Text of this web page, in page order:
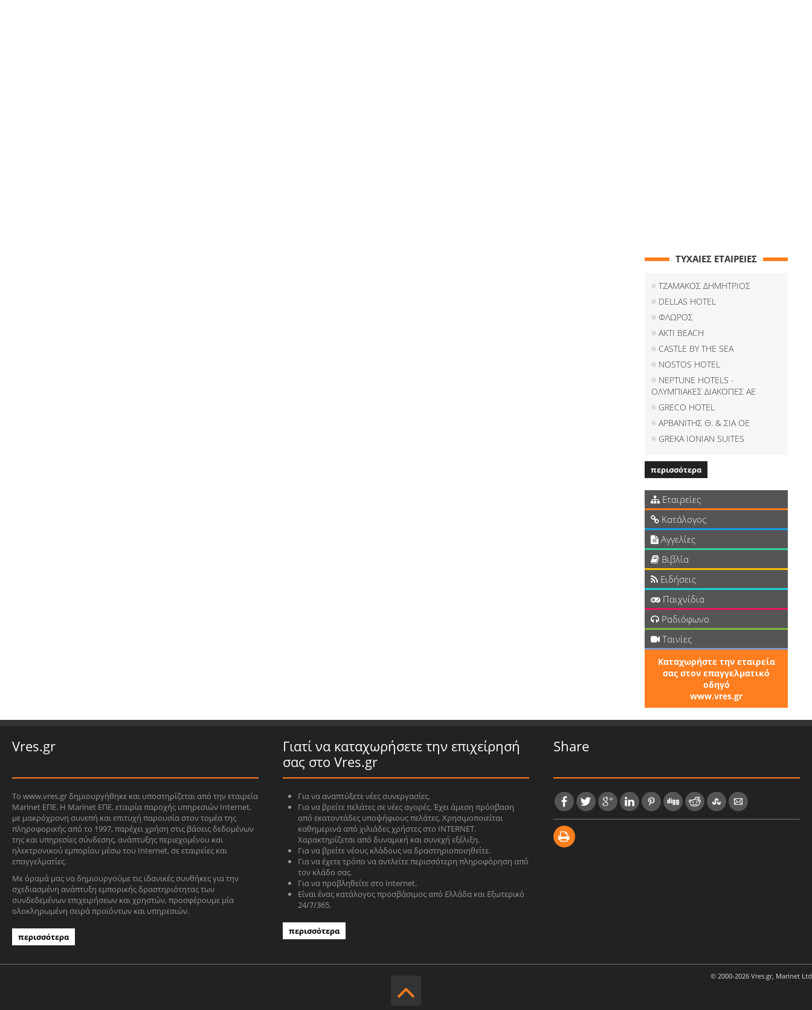
ΤΥΧΑΙΕΣ ΕΤΑΙΡΕΙΕΣ
ΤΖΑΜΑΚΟΣ ΔΗΜΗΤΡΙΟΣ
DELLAS HOTEL
ΦΛΩΡΟΣ
AKTI BEACH
CASTLE BY THE SEA
NOSTOS HOTEL
NEPTUNE HOTELS -
ΟΛΥΜΠΙΑΚΕΣ ΔΙΑΚΟΠΕΣ ΑΕ
GRECO HOTEL
ΑΡΒΑΝΙΤΗΣ Θ. & ΣΙΑ ΟΕ
GREKA IONIAN SUITES
περισσότερα
Εταιρείες
Κατάλογος
Αγγελίες
Βιβλία
Ειδήσεις
Παιχνίδια
Ραδιόφωνο
Ταινίες
Καταχωρήστε την εταιρεία
σας στον επαγγελματικό
οδηγό
www.vres.gr
Vres.gr
Το www.vres.gr δημιουργήθηκε και υποστηρίζεται από την εταιρεία
Marinet ΕΠΕ. Η Marinet ΕΠΕ, εταιρία παροχής υπηρεσιών Internet,
με μακρόχρονη συνεπή και επιτυχή παρουσία στον τομέα της
πληροφορικής από το 1997, παρέχει χρήση στις βάσεις δεδομένων
της και υπηρεσίες σύνδεσης, ανάπτυξης περιεχομένου και
ηλεκτρονικού εμπορίου μέσω του Internet, σε εταιρείες και
επαγγελματίες.
Με όραμά μας να δημιουργούμε τις ιδανικές συνθήκες για την
σχεδιασμένη ανάπτυξη εμπορικής δραστηριότητας των
συνδεδεμένων επιχειρήσεων και χρηστών, προσφέρουμε μία
ολοκληρωμένη σειρά προϊόντων και υπηρεσιών.
περισσότερα
Γιατί να καταχωρήσετε την επιχείρησή
σας στο Vres.gr
Για να αναπτύξετε νέες συνεργασίες.
Για να βρείτε πελάτες σε νέες αγορές. Έχει άμεση πρόσβαση
από εκατοντάδες υποψήφιους πελάτες. Χρησιμοποιείται
καθημερινά από χιλιάδες χρήστες στο INTERNET.
Χαρακτηρίζεται από δυναμική και συνεχή εξέλιξη.
Για να βρείτε νέους κλάδους να δραστηριοποιηθείτε.
Για να έχετε τρόπο να αντλείτε περισσότερη πληροφόρηση από
τον κλάδο σας.
Για να προβληθείτε στο Internet.
Είναι ένας κατάλογος προσβάσιμος από Ελλάδα και Εξωτερικό
24/7/365.
περισσότερα
Share
© 2000-2026 Vres.gr, Marinet Ltd